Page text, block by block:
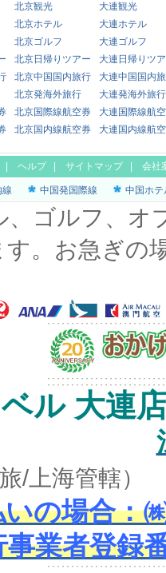
北京観光
大連観光
北京ホテル
大連ホテル
北京ゴルフ
大連ゴルフ
北京日帰りツアー
大連日帰りツ
北京中国国内旅行
大連中国国内
北京発海外旅行
大連発海外旅行
北京国際線航空券
大連国際線航
北京国内線航空券 大連国内線航
ヘルプ| サイトマップ| 会社
線 中国発国際線 中国ホテ
、ゴルフ、オ
す。お急ぎの
ル 大連
旅/上海管轄
の場合：
事業者登録